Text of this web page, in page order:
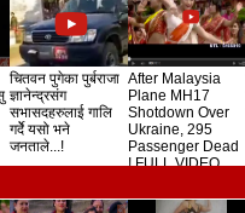
चितवन पुगेका पुर्बराजा
ज्ञानेन्द्रसंग
सभासदहरुलाई गालि
गर्देे यसो भने
जनताले...!
After Malaysia
Plane MH17
Shotdown Over
Ukraine, 295
Passenger Dead
! FULL VIDEO